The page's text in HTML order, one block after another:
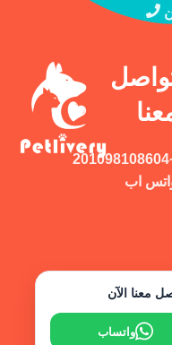
اب
معنا الآن
واتساب
BoldBrand